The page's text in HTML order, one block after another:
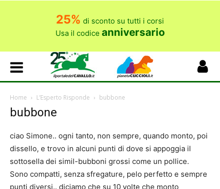
25% di sconto su tutti i corsi
Usa il codice anniversario
Home L’Esperto Risponde bubbone
bubbone
ciao Simone.. ogni tanto, non sempre, quando monto, poi
dissello, e trovo in alcuni punti di dove si appoggia il
sottosella dei simil-bubboni grossi come un pollice.
Sono compatti, senza sfregature, pelo perfetto e sempre
punti diversi.. diciamo che su 10 volte che monto